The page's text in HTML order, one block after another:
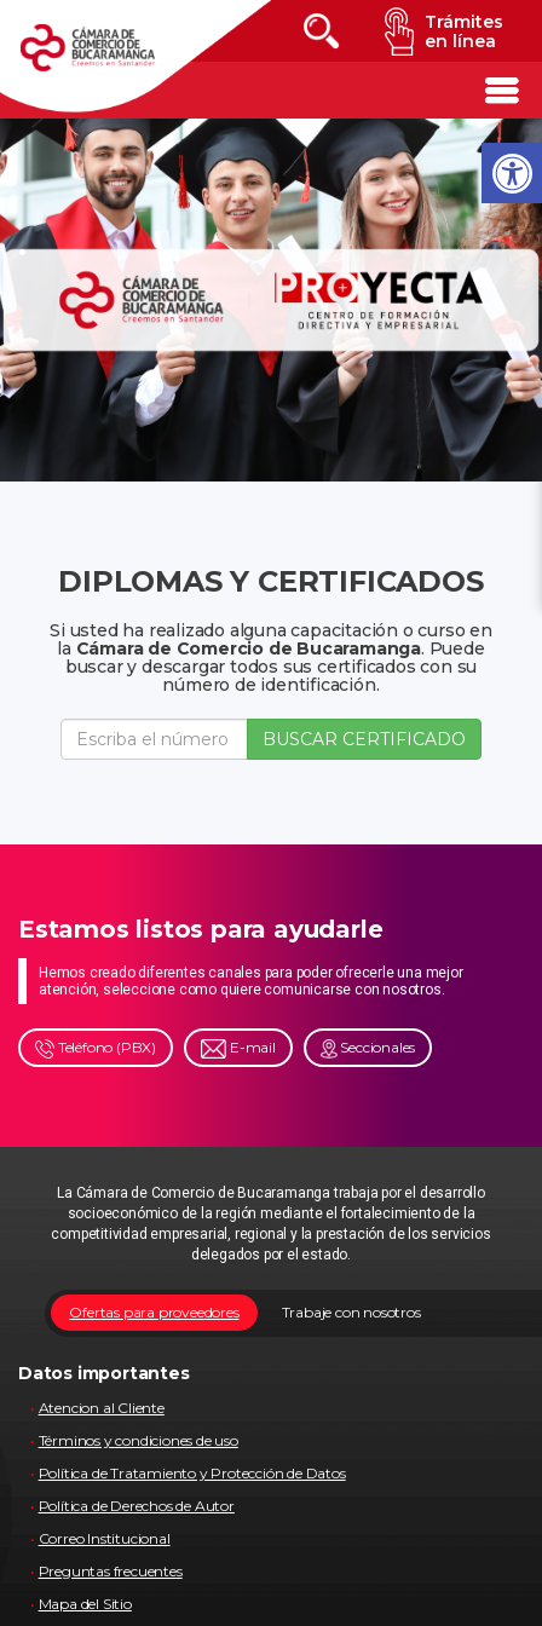
Trámites
en línea
.
DIPLOMAS Y CERTIFICADOS
Si usted ha realizado alguna capacitación o curso en
la Cámara de Comercio de Bucaramanga. Puede
buscar y descargar todos sus certificados con su
número de identificación.
BUSCAR CERTIFICADO
Estamos listos para ayudarle
Hemos creado diferentes canales para poder ofrecerle una mejor
atención, seleccione como quiere comunicarse con nosotros.
Teléfono (PBX) E-mail Seccionales
La Cámara de Comercio de Bucaramanga trabaja por el desarrollo
socioeconómico de la región mediante el fortalecimiento de la
competitividad empresarial, regional y la prestación de los servicios
delegados por el estado.
Trabaje con nosotros
Ofertas para proveedores
Datos importantes
Atencion al Cliente
Términos y condiciones de uso
Política de Tratamiento y Protección de Datos
Política de Derechos de Autor
Correo Institucional
Preguntas frecuentes
Mapa del Sitio